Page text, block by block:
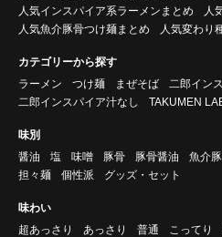
人気インスパイア系ラーメンまとめ
人
人気魚介豚骨つけ麺まとめ
人気変わり
カテゴリーから探す
ラーメン
つけ麺 まぜそば
二郎イン
二郎インスパイア汁なし
TAKUMEN
味別
醤油
塩 味噌 豚骨 豚骨醤油 魚介
担々麺
個性派 グッズ・セット
味わい
超あっさり
あっさり 普通 こってり